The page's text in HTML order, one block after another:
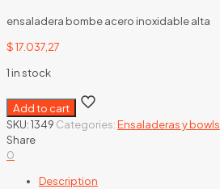
ensaladera bombe acero inoxidable alta
$17.037,27
1 in stock
Add to cart
SKU:1349 Categories:Ensaladeras y bowls
Share
0
Description